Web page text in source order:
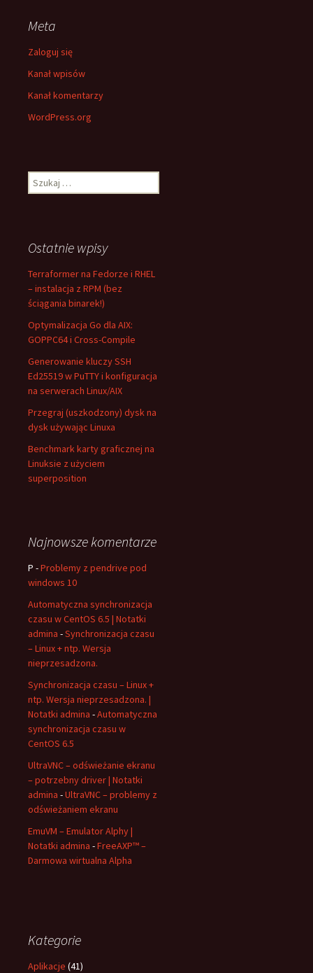
Meta
Zaloguj się
Kanał wpisów
Kanał komentarzy
WordPress.org
Szukaj:
Ostatnie wpisy
Terraformer na Fedorze i RHEL
– instalacja z RPM (bez
ściągania binarek!)
Optymalizacja Go dla AIX:
GOPPC64 i Cross-Compile
Generowanie kluczy SSH
Ed25519 w PuTTY i konfiguracja
na serwerach Linux/AIX
Przegraj (uszkodzony) dysk na
dysk używając Linuxa
Benchmark karty graficznej na
Linuksie z użyciem
superposition
Najnowsze komentarze
P -Problemy z pendrive pod
windows 10
Automatyczna synchronizacja
czasu w CentOS 6.5 | Notatki
admina -Synchronizacja czasu
– Linux + ntp. Wersja
nieprzesadzona.
Synchronizacja czasu – Linux +
ntp. Wersja nieprzesadzona. |
Notatki admina -Automatyczna
synchronizacja czasu w
CentOS 6.5
UltraVNC – odświeżanie ekranu
– potrzebny driver | Notatki
admina -UltraVNC – problemy z
odświeżaniem ekranu
EmuVM – Emulator Alphy |
Notatki admina -FreeAXP™ –
Darmowa wirtualna Alpha
Kategorie
Aplikacje (41)